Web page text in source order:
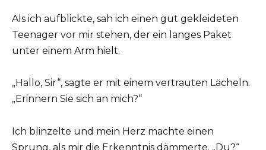
Als ich aufblickte, sah ich einen gut gekleideten
Teenager vor mir stehen, der ein langes Paket
unter einem Arm hielt.
„Hallo, Sir“, sagte er mit einem vertrauten Lächeln.
„Erinnern Sie sich an mich?“
Ich blinzelte und mein Herz machte einen
Sprung, als mir die Erkenntnis dämmerte. „Du?“